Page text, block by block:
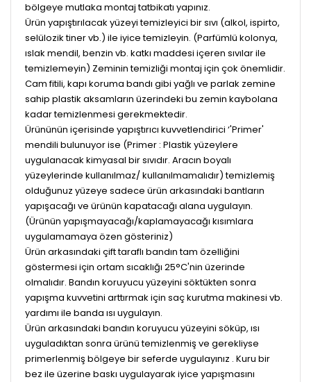
bölgeye mutlaka montaj tatbikatı yapınız.
Ürün yapıştırılacak yüzeyi temizleyici bir sıvı (alkol, ispirto,
selülozik tiner vb.) ile iyice temizleyin. (Parfümlü kolonya,
ıslak mendil, benzin vb. katkı maddesi içeren sıvılar ile
temizlemeyin) Zeminin temizliği montaj için çok önemlidir.
Cam fitili, kapı koruma bandı gibi yağlı ve parlak zemine
sahip plastik aksamların üzerindeki bu zemin kaybolana
kadar temizlenmesi gerekmektedir.
Ürününün içerisinde yapıştırıcı kuvvetlendirici ‘'Primer'
mendili bulunuyor ise (Primer : Plastik yüzeylere
uygulanacak kimyasal bir sıvıdır. Aracın boyalı
yüzeylerinde kullanılmaz/ kullanılmamalıdır) temizlemiş
olduğunuz yüzeye sadece ürün arkasındaki bantların
yapışacağı ve ürünün kapatacağı alana uygulayın.
(Ürünün yapışmayacağı/kaplamayacağı kısımlara
uygulamamaya özen gösteriniz)
Ürün arkasındaki çift taraflı bandın tam özelliğini
göstermesi için ortam sıcaklığı 25°C'nin üzerinde
olmalıdır. Bandın koruyucu yüzeyini söktükten sonra
yapışma kuvvetini arttırmak için saç kurutma makinesi vb.
yardımı ile banda ısı uygulayın.
Ürün arkasındaki bandın koruyucu yüzeyini söküp, ısı
uyguladıktan sonra ürünü temizlenmiş ve gerekliyse
primerlenmiş bölgeye bir seferde uygulayınız . Kuru bir
bez ile üzerine baskı uygulayarak iyice yapışmasını